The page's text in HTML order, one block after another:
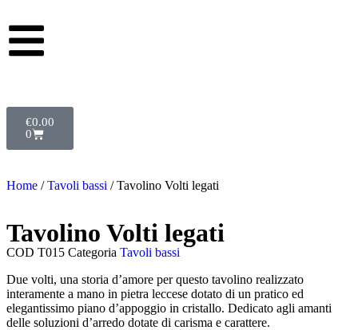
€0.00
0
Home /Tavoli bassi / Tavolino Volti legati
Tavolino Volti legati
COD T015 Categoria Tavoli bassi
Due volti, una storia d’amore per questo tavolino realizzato
interamente a mano in pietra leccese dotato di un pratico ed
elegantissimo piano d’appoggio in cristallo. Dedicato agli amanti
delle soluzioni d’arredo dotate di carisma e carattere.